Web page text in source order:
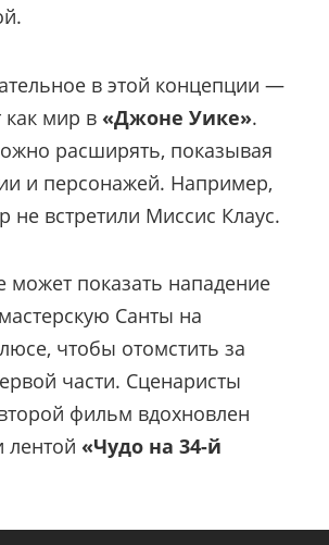
в этой концепции —
как мир в «Джоне Уике».
расширять, показывая
и персонажей. Например,
не встретили Миссис Клаус.
может показать нападение
Санты на
чтобы отомстить за
части. Сценаристы
фильм вдохновлен
лентой «Чудо на 34-й